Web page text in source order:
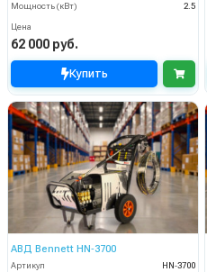
Мощность (кВт)
2.5
Цена
62 000 руб.
Купить
АВД Bennett HN‑3700
Артикул
HN‑3700